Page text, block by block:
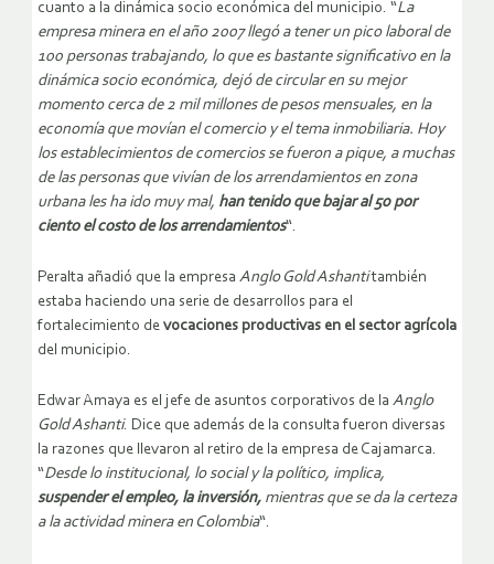
cuanto a la dinámica socio económica del municipio. “La
empresa minera en el año 2007 llegó a tener un pico laboral de
100 personas trabajando, lo que es bastante significativo en la
dinámica socio económica, dejó de circular en su mejor
momento cerca de 2 mil millones de pesos mensuales, en la
economía que movían el comercio y el tema inmobiliaria. Hoy
los establecimientos de comercios se fueron a pique, a muchas
de las personas que vivían de los arrendamientos en zona
urbana les ha ido muy mal, han tenido que bajar al 50 por
ciento el costo de los arrendamientos“.
Peralta añadió que la empresa Anglo Gold Ashantitambién
estaba haciendo una serie de desarrollos para el
fortalecimiento de vocaciones productivas en el sector agrícola
del municipio.
Edwar Amaya es el jefe de asuntos corporativos de la Anglo
Gold Ashanti. Dice que además de la consulta fueron diversas
la razones que llevaron al retiro de la empresa de Cajamarca.
“Desde lo institucional, lo social y la político, implica,
suspender el empleo, la inversión, mientras que se da la certeza
a la actividad minera en Colombia“.